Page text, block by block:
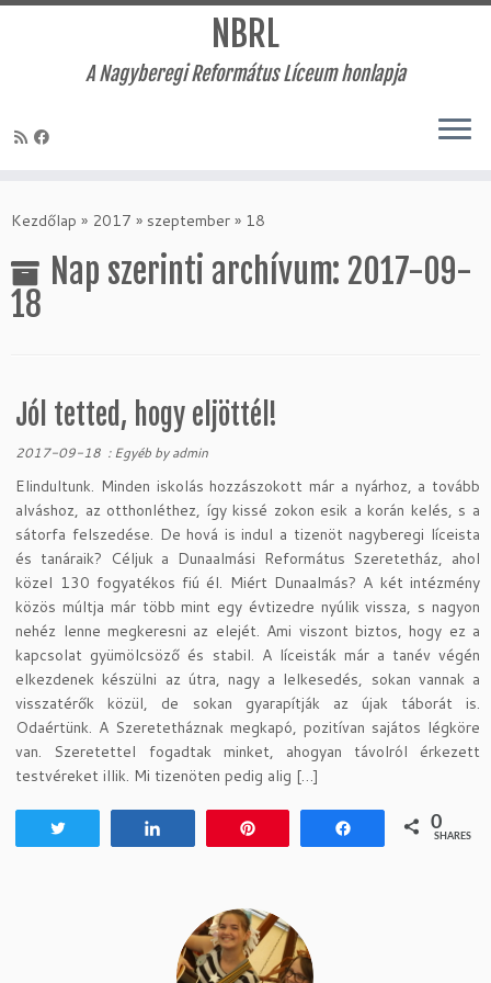
to
NBRL
A Nagyberegi Református Líceum honlapja
Kezdőlap » 2017 » szeptember » 18
Nap szerinti archívum: 2017-09-
18
Jól tetted, hogy eljöttél!
2017-09-18 :Egyéb byadmin
Elindultunk. Minden iskolás hozzászokott már a nyárhoz, a tovább
alváshoz, az otthonléthez, így kissé zokon esik a korán kelés, s a
sátorfa felszedése. De hová is indul a tizenöt nagyberegi líceista
és tanáraik? Céljuk a Dunaalmási Református Szeretetház, ahol
közel 130 fogyatékos fiú él. Miért Dunaalmás? A két intézmény
közös múltja már több mint egy évtizedre nyúlik vissza, s nagyon
nehéz lenne megkeresni az elejét. Ami viszont biztos, hogy ez a
kapcsolat gyümölcsöző és stabil. A líceisták már a tanév végén
elkezdenek készülni az útra, nagy a lelkesedés, sokan vannak a
visszatérők közül, de sokan gyarapítják az újak táborát is.
Odaértünk. A Szeretetháznak megkapó, pozitívan sajátos légköre
van. Szeretettel fogadtak minket, ahogyan távolról érkezett
testvéreket illik. Mi tizenöten pedig alig […]
0
SHARES